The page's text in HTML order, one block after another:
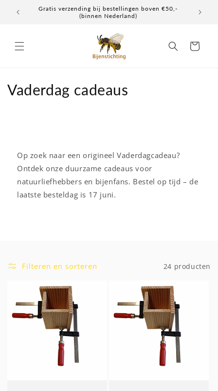
naar deGratis verzending bij bestellingen boven €50,-
(binnen Nederland)
Elke
Winkelwagen
C
:
Vaderdag cadeaus
Op zoek naar een origineel Vaderdagcadeau?
Ontdek onze duurzame cadeaus voor
natuurliefhebbers en bijenfans. Bestel op tijd – de
laatste besteldag is 17 juni.
Filteren en sorteren 24 producten